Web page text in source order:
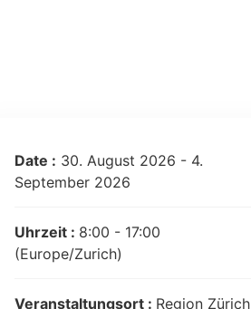
Date : 30. August 2026 - 4.
September 2026
Uhrzeit : 8:00 - 17:00
(Europe/Zurich)
Veranstaltungsort : Region Zürich